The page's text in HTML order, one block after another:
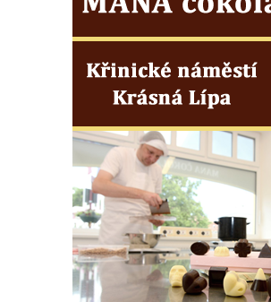
Zpívající fontána na Masarykově náměstí v
Hodoníně
Kašna Ptačí napajedlo na Lázeňském
náměstí v Teplicích
lázeňského domu Beethoven v Teplicích
Fontána Pampeliška v parku u Císařských
lázní v Teplicích
Kašna na Laubeho náměstí u Císařských
lázní v Teplicích
Porcelánová kašna na křižovatce u
Krušnohorského divadla v Teplicích